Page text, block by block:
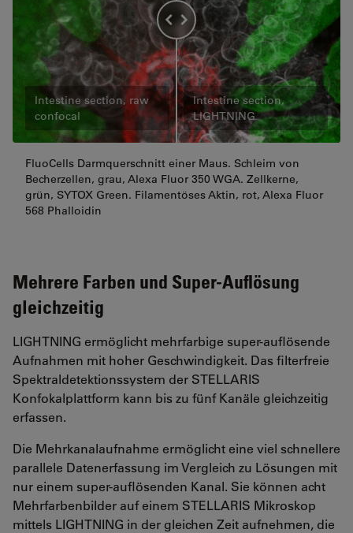
Intestine section, raw
confocal
Intestine section,
LIGHTNING
FluoCells Darmquerschnitt einer Maus. Schleim von
Becherzellen, grau, Alexa Fluor 350 WGA. Zellkerne,
grün, SYTOX Green. Filamentöses Aktin, rot, Alexa Fluor
568 Phalloidin
Mehrere Farben und Super-Auflösung
gleichzeitig
LIGHTNING ermöglicht mehrfarbige super-auflösende
Aufnahmen mit hoher Geschwindigkeit. Das filterfreie
Spektraldetektionssystem der STELLARIS
Konfokalplattform kann bis zu fünf Kanäle gleichzeitig
erfassen.
Die Mehrkanalaufnahme ermöglicht eine viel schnellere
parallele Datenerfassung im Vergleich zu Lösungen mit
nur einem super-auflösenden Kanal. Sie können acht
Mehrfarbenbilder auf einem STELLARIS Mikroskop
mittels LIGHTNING in der gleichen Zeit aufnehmen, die